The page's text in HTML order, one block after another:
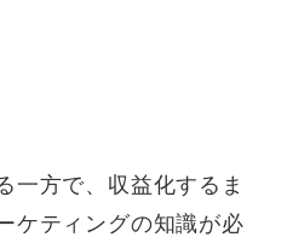
一方で、収益化するま
ケティングの知識が必